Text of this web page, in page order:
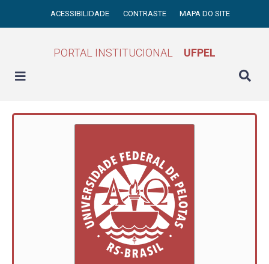
ACESSIBILIDADE CONTRASTE MAPA DO SITE
PORTAL INSTITUCIONAL UFPEL